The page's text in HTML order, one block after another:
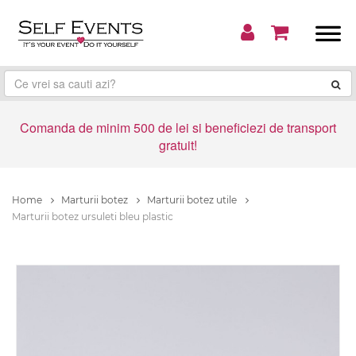
Comanda de minim 500 de lei si beneficiezi de transport
gratuit!
Home Marturii botez
Marturii botez utile
Marturii botez ursuleti bleu plastic